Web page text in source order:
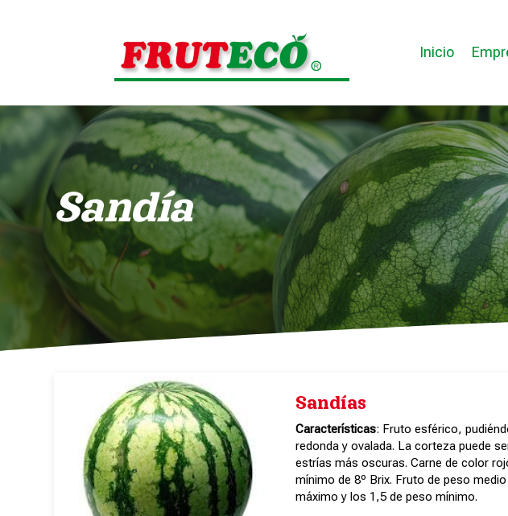
Inicio
Sandía
Sandías
Características: Fruto esférico,
redonda y ovalada. La corteza puede
estrías más oscuras. Carne de color
mínimo de 8º Brix. Fruto de peso
máximo y los 1,5 de peso mínimo.